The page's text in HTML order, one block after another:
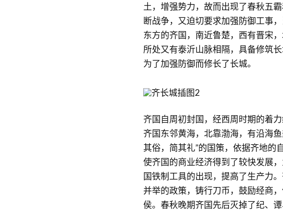
土，增强势力，故而出现了春秋五
断战争，又迫切要求加强防御工事
东方的齐国，南近鲁楚，西有晋宋
所处又有泰沂山脉相隔，具备修筑
为了加强防御而修长了长城。
齐国自周初封国，经西周时期的着
齐国东邻黄海，北靠渤海，有沿海
其俗，简其礼”的国策，依据齐地的
使齐国的商业经济得到了较快发展
国铁制工具的出现，提高了生产力
并举的政策，铸行刀币，鼓励经商
侯。春秋晚期齐国先后灭掉了纪、